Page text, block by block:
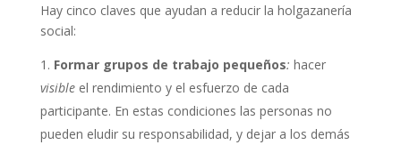
Hay cinco claves que ayudan a reducir la holgazanería
social:
Formar grupos de trabajo pequeños: hacer
visibleel rendimiento y el esfuerzo de cada
participante. En estas condiciones las personas no
pueden eludir su responsabilidad, y dejar a los demás